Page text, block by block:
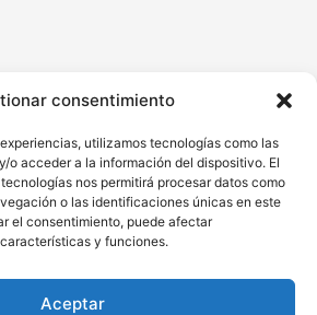
consentimiento
utilizamos tecnologías como las
o acceder a la información del dispositivo. El
nos permitirá procesar datos como
o las identificaciones únicas en este
el consentimiento, puede afectar
y funciones.
Aceptar